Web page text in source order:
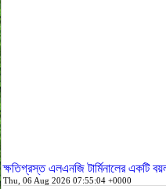
ক্ষতিগ্রস্ত এলএনজি টার্মিনালের একটি
Thu, 06 Aug 2026 07:55:04 +0000